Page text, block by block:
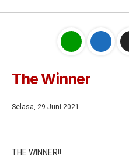
Prestasi
Digital Sekolah
Guru dan Karyawan
The Winner
Selasa, 29 Juni 2021
THE WINNER!!